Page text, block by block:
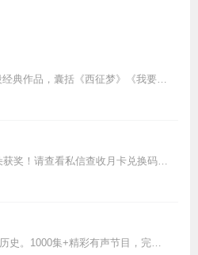
走进相声艺术的殿堂，畅听《郭德纲于谦爆笑相声精选》！本专辑完整收录109段经典作品，囊括《西征梦》《我要幸福》《报菜名》等爆笑名场面，更有《一夜好眠》系列特别呈...
中奖公示恭喜Qing_ih5、阿雯_oj、渺渺在等卫行云、1368159fdxr四位幸运小耳朵获奖！请查看私信查收月卡兑换码！专辑播放破千万福利！5月30日...
新专辑《听谢涛·罗马人的故事》已经上线，播讲历史十余年，谢涛有度开讲外国历史。1000集+精彩有声节目，完整讲述两千年罗马史，再现西方世界的文明源头。点击跳转收...